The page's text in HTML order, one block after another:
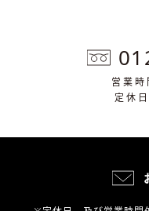
営業
定休